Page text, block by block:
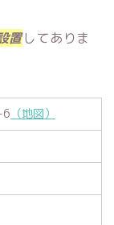
置してありま
6 （地図）